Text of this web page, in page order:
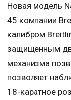
Новая модель
45 компании
калибром
защищенным
механизма
позволяет
18-каратное